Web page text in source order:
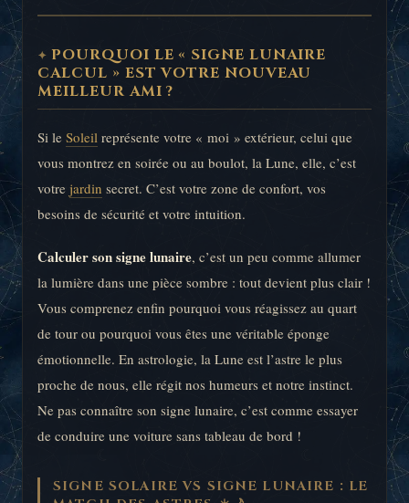
POURQUOI LE « SIGNE LUNAIRE
CALCUL » EST VOTRE NOUVEAU
MEILLEUR AMI ?
Si le Soleil représente votre « moi » extérieur, celui que
vous montrez en soirée ou au boulot, la Lune, elle, c’est
votre jardin secret. C’est votre zone de confort, vos
besoins de sécurité et votre intuition.
Calculer son signe lunaire, c’est un peu comme allumer
la lumière dans une pièce sombre : tout devient plus clair !
Vous comprenez enfin pourquoi vous réagissez au quart
de tour ou pourquoi vous êtes une véritable éponge
émotionnelle. En astrologie, la Lune est l’astre le plus
proche de nous, elle régit nos humeurs et notre instinct.
Ne pas connaître son signe lunaire, c’est comme essayer
de conduire une voiture sans tableau de bord !
SIGNE SOLAIRE VS SIGNE LUNAIRE : LE